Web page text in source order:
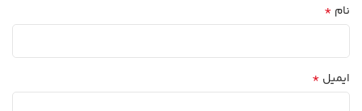
نام *
ایمیل *